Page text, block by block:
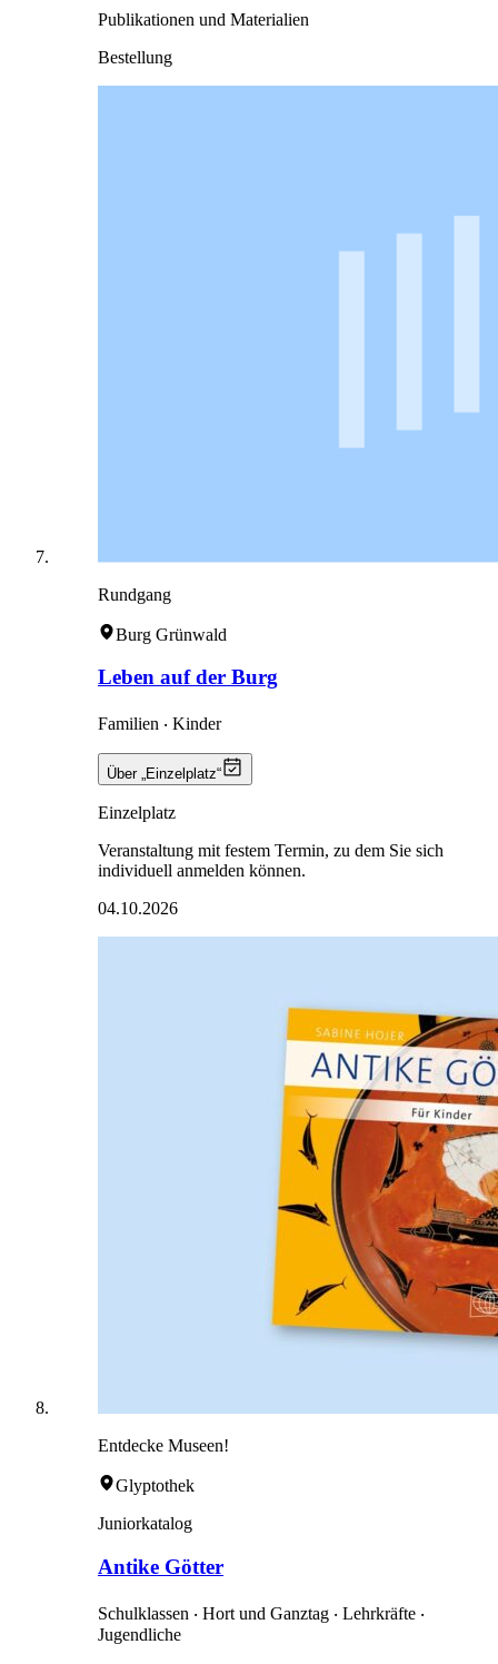
Publikationen und Materialien
Bestellung
Rundgang
Burg Grünwald
Leben auf der Burg
Familien ‧ Kinder
Über „Einzelplatz“
Einzelplatz
Veranstaltung mit festem Termin, zu dem Sie sich
individuell anmelden können.
04.10.2026
Entdecke Museen!
Glyptothek
Juniorkatalog
Antike Götter
Schulklassen ‧ Hort und Ganztag ‧ Lehrkräfte ‧
Jugendliche